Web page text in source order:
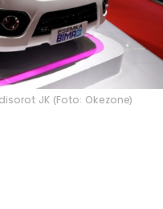
JK (Foto: Okezone)